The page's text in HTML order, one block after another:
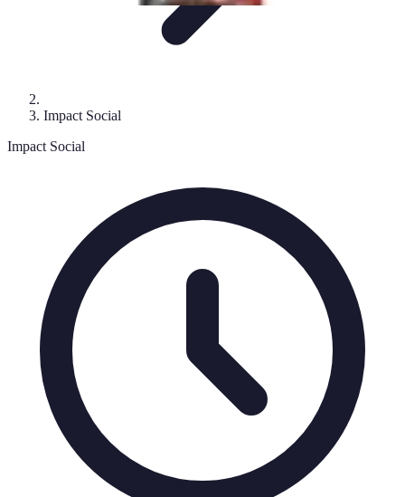
Impact Social
Impact Social